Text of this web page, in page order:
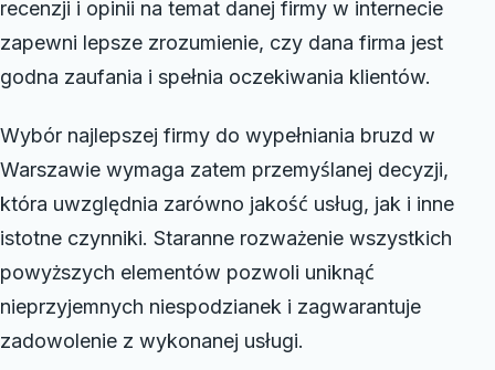
recenzji i opinii na temat danej firmy w internecie
zapewni lepsze zrozumienie, czy dana firma jest
godna zaufania i spełnia oczekiwania klientów.
Wybór najlepszej firmy do wypełniania bruzd w
Warszawie wymaga zatem przemyślanej decyzji,
która uwzględnia zarówno jakość usług, jak i inne
istotne czynniki. Staranne rozważenie wszystkich
powyższych elementów pozwoli uniknąć
nieprzyjemnych niespodzianek i zagwarantuje
zadowolenie z wykonanej usługi.